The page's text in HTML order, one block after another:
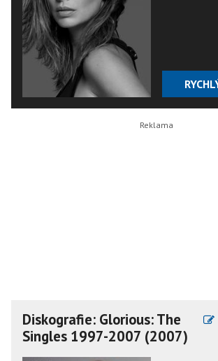
Diskografie: Glorious: The
Singles 1997-2007 (2007)